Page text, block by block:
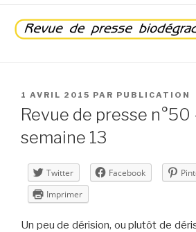
PUBLIÉ
LE
1 AVRIL 2015 PAR PUBLICATION
Revue de presse n°50
semaine 13
Twitter Facebook
Imprimer
Un peu de dérision, ou plutôt de